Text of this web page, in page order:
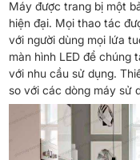
Máy được trang bị một
hiện đại. Mọi thao tác
với người dùng mọi lứa
màn hình LED để chúng
với nhu cầu sử dụng.
so với các dòng máy sử